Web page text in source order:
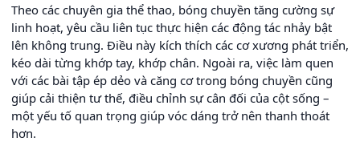
Theo các chuyên gia thể thao, bóng chuyền tăng cường sự
linh hoạt, yêu cầu liên tục thực hiện các động tác nhảy bật
lên không trung. Điều này kích thích các cơ xương phát triển,
kéo dài từng khớp tay, khớp chân. Ngoài ra, việc làm quen
với các bài tập ép dẻo và căng cơ trong bóng chuyền cũng
giúp cải thiện tư thế, điều chỉnh sự cân đối của cột sống –
một yếu tố quan trọng giúp vóc dáng trở nên thanh thoát
hơn.